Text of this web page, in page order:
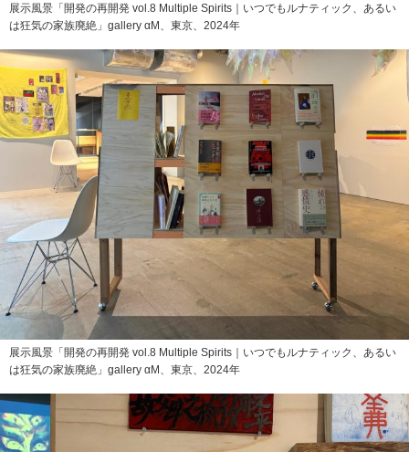
展示風景「開発の再開発 vol.8 Multiple Spirits｜いつでもルナティック、あるい
は狂気の家族廃絶」gallery αM、東京、2024年
展示風景「開発の再開発 vol.8 Multiple Spirits｜いつでもルナティック、あるい
は狂気の家族廃絶」gallery αM、東京、2024年